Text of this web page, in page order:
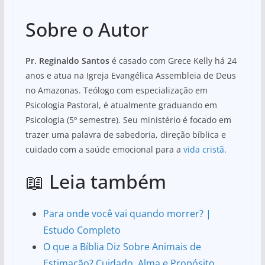
Sobre o Autor
Pr. Reginaldo Santosé casado com Grece Kelly há 24
anos e atua na Igreja Evangélica Assembleia de Deus
no Amazonas. Teólogo com especialização em
Psicologia Pastoral, é atualmente graduando em
Psicologia (5º semestre). Seu ministério é focado em
trazer uma palavra de sabedoria, direção bíblica e
cuidado com a saúde emocional para a vida cristã.
📖 Leia também
Para onde você vai quando morrer? |
Estudo Completo
O que a Bíblia Diz Sobre Animais de